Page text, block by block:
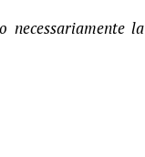
necessariamente la